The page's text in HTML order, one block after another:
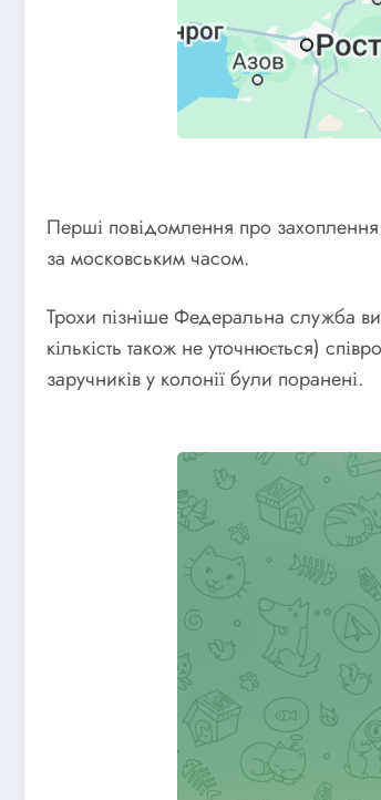
Перші повідомлення про захоплення
за московським часом.
Трохи пізніше Федеральна служба
кількість також не уточнюється)
заручників у колонії були поранені.